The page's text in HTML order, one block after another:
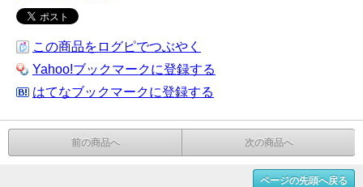
この商品をログピでつぶやく
Yahoo!ブックマークに登録する
はてなブックマークに登録する
前の商品へ 次の商品へ
ページの先頭へ戻る